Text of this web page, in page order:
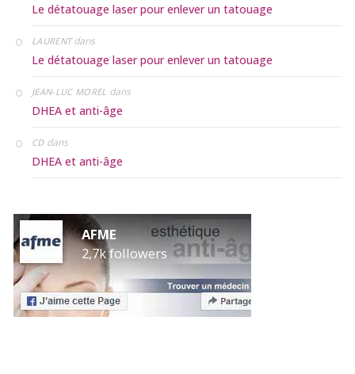
Le détatouage laser pour enlever un tatouage
LAURENTdans
Le détatouage laser pour enlever un tatouage
JEAN-LUC MOREL dans
DHEA et anti-âge
CDdans
DHEA et anti-âge
AFME
2,7k followers